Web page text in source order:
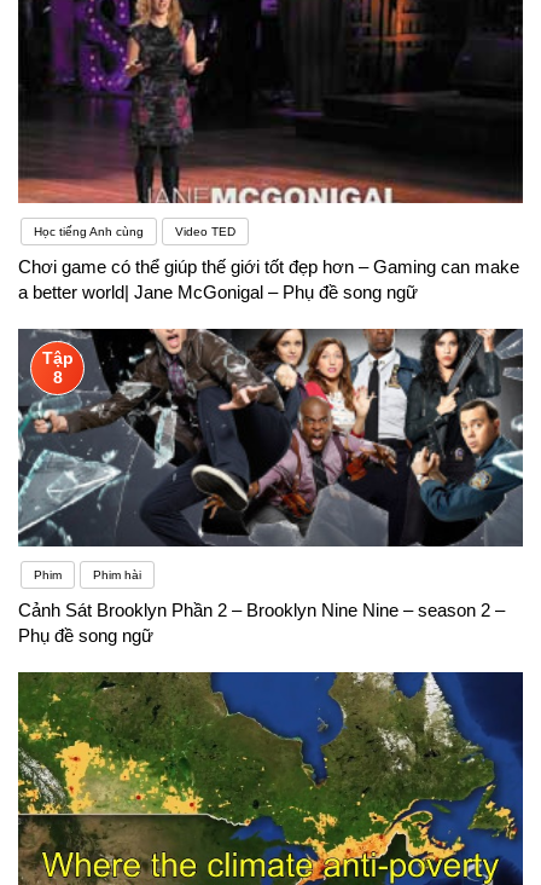
Học tiếng Anh cùng Video TED
Chơi game có thể giúp thế giới tốt đẹp hơn – Gaming can make
a better world| Jane McGonigal – Phụ đề song ngữ
Tập
8
Phim Phim hài
Cảnh Sát Brooklyn Phần 2 – Brooklyn Nine Nine – season 2 –
Phụ đề song ngữ